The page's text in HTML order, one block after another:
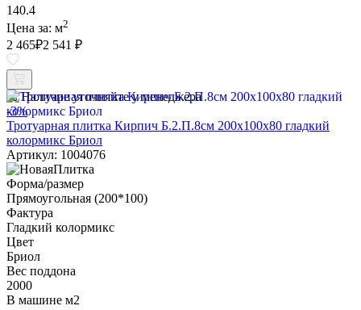
140.4
Цена за: м2
2 465₽2 541 ₽
Наличие уточняйте у менеджера
-3%
Тротуарная плитка Кирпич Б.2.П.8см 200х100х80 гладкий
колормикс Бриол
Артикул: 1004076
Форма/размер
Прямоугольная (200*100)
Фактура
Гладкий колормикс
Цвет
Бриол
Вес поддона
2000
В машине м2